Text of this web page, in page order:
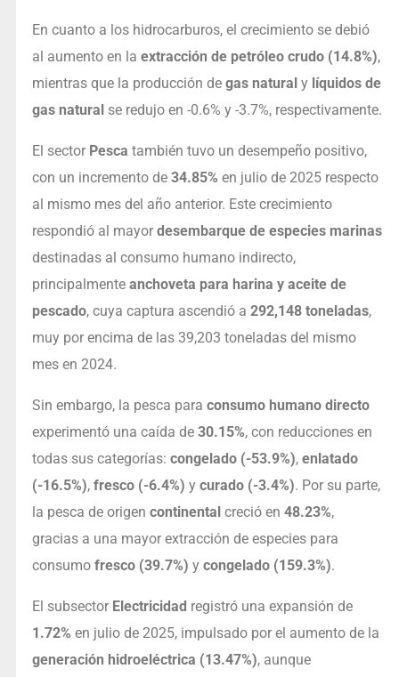
En cuanto a los hidrocarburos, el crecimiento se debió
al aumento en la extracción de petróleo crudo (14.8%),
mientras que la producción de gas natural y líquidos de
gas natural se redujo en -0.6% y -3.7%, respectivamente.
El sector Pesca también tuvo un desempeño positivo,
con un incremento de 34.85% en julio de 2025 respecto
al mismo mes del año anterior. Este crecimiento
respondió al mayor desembarque de especies marinas
destinadas al consumo humano indirecto,
principalmente anchoveta para harina y aceite de
pescado, cuya captura ascendió a 292,148 toneladas,
muy por encima de las 39,203 toneladas del mismo
mes en 2024.
Sin embargo, la pesca para consumo humano directo
experimentó una caída de 30.15%, con reducciones en
todas sus categorías: congelado (-53.9%), enlatado
(-16.5%), fresco (-6.4%) y curado (-3.4%). Por su parte,
la pesca de origen continental creció en 48.23%,
gracias a una mayor extracción de especies para
consumo fresco (39.7%) y congelado (159.3%).
El subsector Electricidad registró una expansión de
1.72% en julio de 2025, impulsado por el aumento de la
generación hidroeléctrica (13.47%), aunque